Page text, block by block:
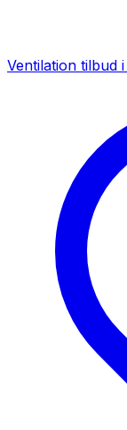
Ventilation tilbud i